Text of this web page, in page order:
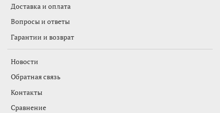
Доставка и оплата
Вопросы и ответы
Гарантии и возврат
Новости
Обратная связь
Контакты
Сравнение